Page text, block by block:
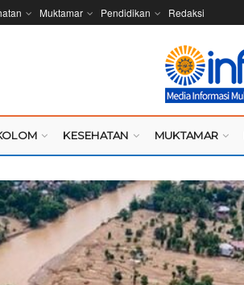
Muktamar Pendidikan Redaksi
KESEHATAN MUKTAMAR